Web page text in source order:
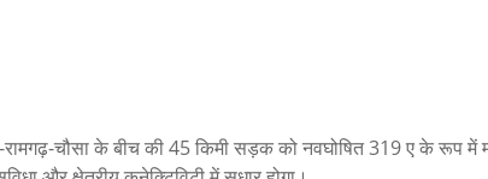
रामगढ़-चौसा के बीच की 45 किमी सड़क को नवघोषित 319 ए के रूप में